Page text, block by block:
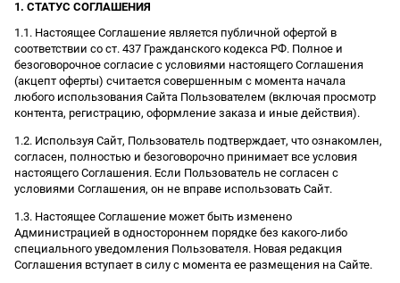
1. СТАТУС СОГЛАШЕНИЯ
1.1. Настоящее Соглашение является публичной офертой в
соответствии со ст. 437 Гражданского кодекса РФ. Полное и
безоговорочное согласие с условиями настоящего Соглашения
(акцепт оферты) считается совершенным с момента начала
любого использования Сайта Пользователем (включая просмотр
контента, регистрацию, оформление заказа и иные действия).
1.2. Используя Сайт, Пользователь подтверждает, что ознакомлен,
согласен, полностью и безоговорочно принимает все условия
настоящего Соглашения. Если Пользователь не согласен с
условиями Соглашения, он не вправе использовать Сайт.
1.3. Настоящее Соглашение может быть изменено
Администрацией в одностороннем порядке без какого-либо
специального уведомления Пользователя. Новая редакция
Соглашения вступает в силу с момента ее размещения на Сайте.